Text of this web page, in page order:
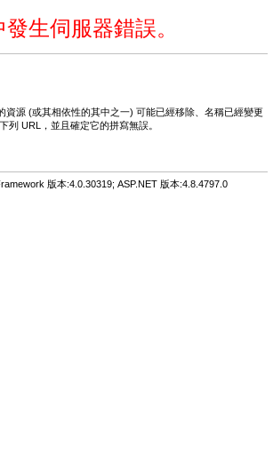
生伺服器錯誤。
資源 (或其相依性的其中之一) 可能已經移除、名稱已經變更
列 URL，並且確定它的拼寫無誤。
版本:4.0.30319; ASP.NET 版本:4.8.4797.0